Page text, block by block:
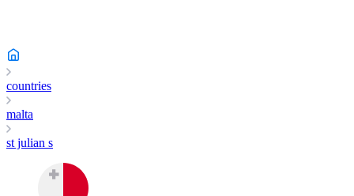
countries
malta
st julian s